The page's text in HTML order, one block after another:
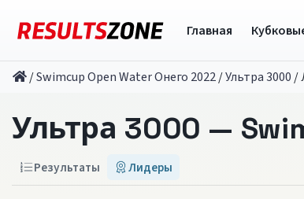
Главная
/Swimcup Open Water Онего 2022/Ультра 3000 /
Ультра 3000 —
Результаты Лидеры